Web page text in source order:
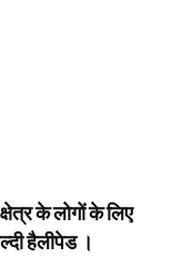
के लोगों के लिए
हैलीपेड ।